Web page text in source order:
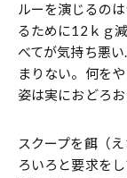
ルーを演じるの
るために12ｋｇ
べてが気持ち悪
まりない。何を
姿は実におどろ
スクープを餌（
ろいろと要求を